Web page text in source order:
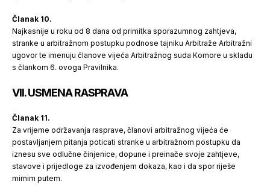
Članak 10.
Najkasnije u roku od 8 dana od primitka sporazumnog zahtjeva,
stranke u arbitražnom postupku podnose tajniku Arbitraže Arbitražni
ugovor te imenuju članove vijeća Arbitražnog suda Komore u skladu
s člankom 6. ovoga Pravilnika.
VII. USMENA RASPRAVA
Članak 11.
Za vrijeme održavanja rasprave, članovi arbitražnog vijeća će
postavljanjem pitanja poticati stranke u arbitražnom postupku da
iznesu sve odlučne činjenice, dopune i preinače svoje zahtjeve,
stavove i prijedloge za izvođenjem dokaza, kao i da spor riješe
mirnim putem.